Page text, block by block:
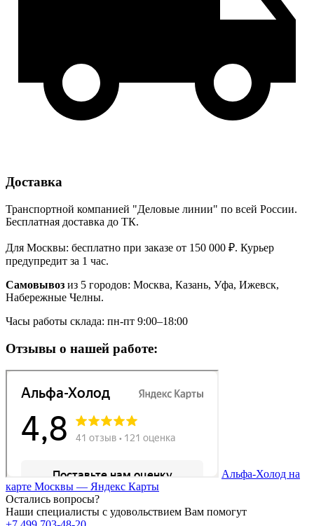
Доставка
Транспортной компанией "Деловые линии" по всей России.
Бесплатная доставка до ТК.
Для Москвы: бесплатно при заказе от 150 000 ₽. Курьер
предупредит за 1 час.
Самовывоз из 5 городов: Москва, Казань, Уфа, Ижевск,
Набережные Челны.
Часы работы склада: пн-пт 9:00–18:00
Отзывы о нашей работе:
Альфа-Холод на
карте Москвы — Яндекс Карты
Остались вопросы?
Наши специалисты с удовольствием Вам помогут